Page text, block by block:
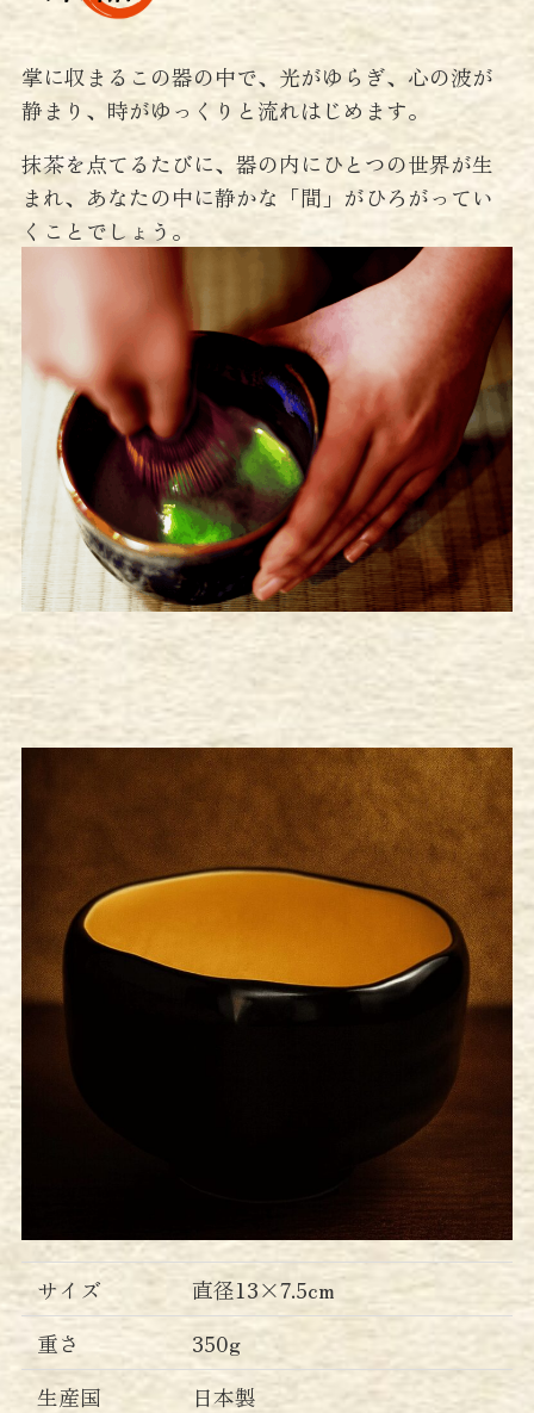
掌に収まるこの器の中で、光がゆらぎ、心の波が
静まり、時がゆっくりと流れはじめます。
抹茶を点てるたびに、器の内にひとつの世界が生
まれ、あなたの中に静かな「間」がひろがってい
くことでしょう。
サイズ
直径13×7.5cm
重さ
350g
生産国
日本製